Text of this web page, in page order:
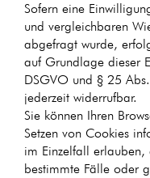
Sofern eine
und vergleichbaren
abgefragt wurde,
auf Grundlage dieser
DSGVO und § 25
jederzeit widerrufbar.
Sie können Ihren
Setzen von Cookies
im Einzelfall
bestimmte Fälle oder